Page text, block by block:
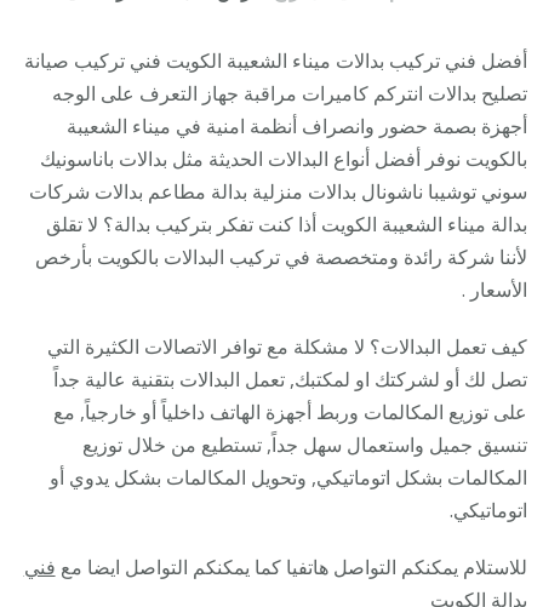
بدالات
/
فني
تصليح
أفضل فني تركيب بدالات ميناء الشعيبة الكويت فني تركيب صيانة
تصليح بدالات انتركم كاميرات مراقبة جهاز التعرف على الوجه
أجهزة بصمة حضور وانصراف أنظمة امنية في ميناء الشعيبة
بالكويت نوفر أفضل أنواع البدالات الحديثة مثل بدالات باناسونيك
سوني توشيبا ناشونال بدالات منزلية بدالة مطاعم بدالات شركات
بدالة ميناء الشعيبة الكويت أذا كنت تفكر بتركيب بدالة؟ لا تقلق
لأننا شركة رائدة ومتخصصة في تركيب البدالات بالكويت بأرخص
الأسعار .
كيف تعمل البدالات؟ لا مشكلة مع توافر الاتصالات الكثيرة التي
تصل لك أو لشركتك او لمكتبك, تعمل البدالات بتقنية عالية جداً
على توزيع المكالمات وربط أجهزة الهاتف داخلياً أو خارجياً, مع
تنسيق جميل واستعمال سهل جداً, تستطيع من خلال توزيع
المكالمات بشكل اتوماتيكي, وتحويل المكالمات بشكل يدوي أو
اتوماتيكي.
للاستلام يمكنكم التواصل هاتفيا كما يمكنكم التواصل ايضا مع فني
بدالة الكويت